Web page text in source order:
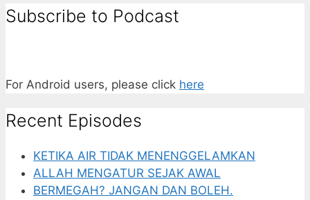
Subscribe to Podcast
For Android users, please click here
Recent Episodes
KETIKA AIR TIDAK MENENGGELAMKAN
ALLAH MENGATUR SEJAK AWAL
BERMEGAH? JANGAN DAN BOLEH.